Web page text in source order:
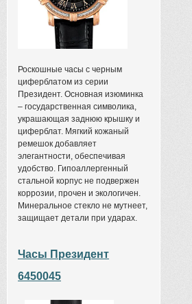
Роскошные часы с черным
циферблатом из серии
Президент. Основная изюминка
– государственная символика,
украшающая заднюю крышку и
циферблат. Мягкий кожаный
ремешок добавляет
элегантности, обеспечивая
удобство. Гипоаллергенный
стальной корпус не подвержен
коррозии, прочен и экологичен.
Минеральное стекло не мутнеет,
защищает детали при ударах.
Часы Президент
6450045